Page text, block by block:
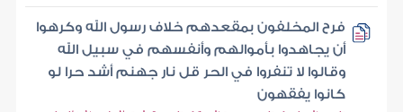
فرح المخلفون بمقعدهم خلاف رسول الله وكرهوا
أن يجاهدوا بأموالهم وأنفسهم في سبيل الله
وقالوا لا تنفروا في الحر قل نار جهنم أشد حرا لو
كانوا يفقهون